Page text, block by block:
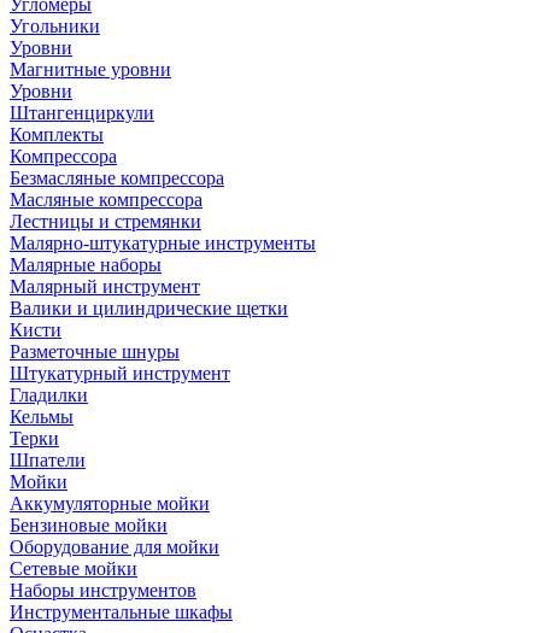
Угломеры
Угольники
Уровни
Магнитные уровни
Уровни
Штангенциркули
Комплекты
Компрессора
Безмасляные компрессора
Масляные компрессора
Лестницы и стремянки
Малярно-штукатурные инструменты
Малярные наборы
Малярный инструмент
Валики и цилиндрические щетки
Кисти
Разметочные шнуры
Штукатурный инструмент
Гладилки
Кельмы
Терки
Шпатели
Мойки
Аккумуляторные мойки
Бензиновые мойки
Оборудование для мойки
Сетевые мойки
Наборы инструментов
Инструментальные шкафы